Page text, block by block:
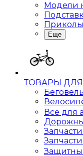
Модели
Приколы
Еще
ТОВАРЫ
Все для